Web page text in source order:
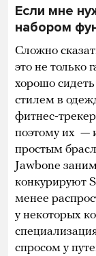
Если мне
набором
Сложно
это не только
хорошо
стилем в
фитнес-
поэтому их —
простым
Jawbone
конкурируют
менее
у некоторых
спросом у